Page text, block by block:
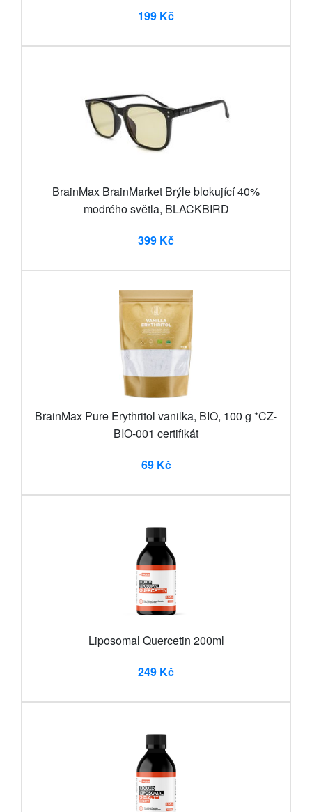
199 Kč
BrainMax BrainMarket Brýle blokující 40%
modrého světla, BLACKBIRD
399 Kč
BrainMax Pure Erythritol vanilka, BIO, 100 g *CZ-
BIO-001 certifikát
69 Kč
Liposomal Quercetin 200ml
249 Kč